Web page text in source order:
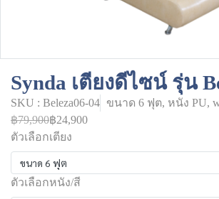
Synda เตียงดีไซน์ รุ่น
SKU : Beleza06-04 ขนาด 6 ฟุต, หนัง PU,
฿79,900฿24,900
ตัวเลือกเตียง
ขนาด 6 ฟุต
ตัวเลือกหนัง/สี